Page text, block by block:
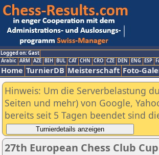
Logged on: Gast
Arabic ARM AZE BIH BUL CAT CHN CRO CZE DEN ENG ESP
Home TurnierDB Meisterschaft Foto-
Hinweis: Um die Serverbelastung
Seiten und mehr) von Google,
bereits seit 5 Tagen beendet sind
27th European Chess Club